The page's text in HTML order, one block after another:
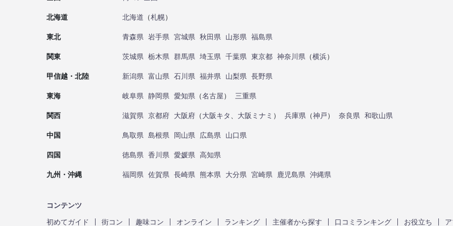
北海道 北海道 （札幌）
東北 青森県 岩手県 宮城県 秋田県 山形県 福島県
関東 茨城県 栃木県 群馬県 埼玉県 千葉県 東京都 神奈川県 （横浜）
甲信越・北陸 新潟県 富山県 石川県 福井県 山梨県 長野県
東海 岐阜県 静岡県 愛知県 （名古屋） 三重県
関西 滋賀県 京都府 大阪府 （大阪キタ 大阪ミナミ ） 兵庫県 （神戸） 奈良県 和歌山県
中国 鳥取県 島根県 岡山県 広島県 山口県
四国 徳島県 香川県 愛媛県 高知県
九州・沖縄 福岡県 佐賀県 長崎県 熊本県 大分県 宮崎県 鹿児島県 沖縄県
コンテンツ
初めてガイド
街コン 趣味コン オンライン ランキング 主催者から探す 口コミランキング お役立ち